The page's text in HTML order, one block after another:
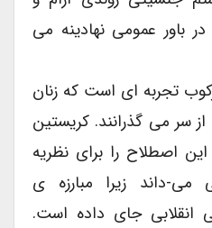
باور عمومی نهادینه می
تجربه ای است که زنان
سر می گذرانند. کریستین
این اصطلاح را برای نظریه
داند زیرا مبارزه ی
انقلابی جای داده است.